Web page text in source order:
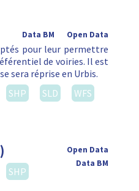
Open Data
Data BM
pour leur permettre
de voiries. Il est
sera réprise en Urbis.
SHP SLD
WFS
Open Data
Data BM
SHP